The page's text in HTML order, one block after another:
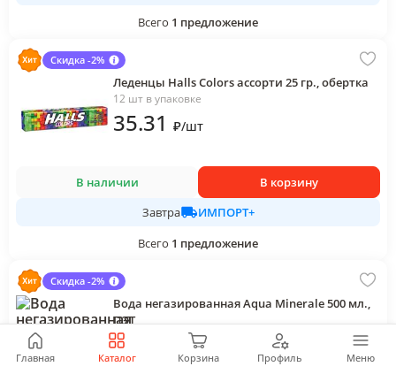
Главная Каталог Корзина Профиль Меню
Всего 1 предложение
Скидка -2%
Леденцы Halls Colors ассорти 25 гр., обертка
12 шт в упаковке
35.31 ₽/шт
В наличии
В корзину
Завтра
ИМПОРТ+
Всего 1 предложение
Скидка -2%
Вода негазированная Aqua Minerale 500 мл.,
ПЭТ
12 шт в упаковке
58 ₽/шт